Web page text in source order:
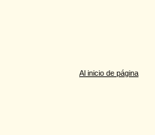
Al inicio de página